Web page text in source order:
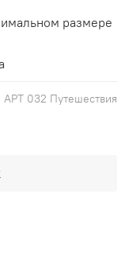
АРТ 032 Путешествия
размере